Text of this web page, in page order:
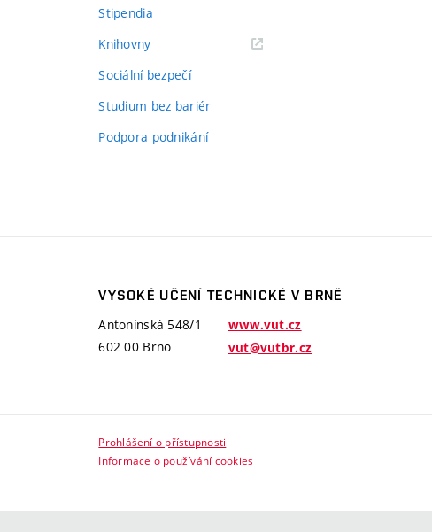
Stipendia
Knihovny(externí
Sociální bezpečí
Studium bez bariér
Podpora podnikání
VYSOKÉ UČENÍ TECHNICKÉ V BRNĚ
Antonínská 548/1
602 00 Brno
www.vut.cz
vut@vutbr.cz
Prohlášení o přístupnosti
Informace o používání cookies